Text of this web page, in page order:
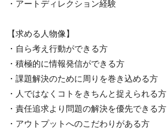
・アートディレクション経験
【求める人物像】
・自ら考え行動ができる方
・積極的に情報発信ができる方
・課題解決のために周りを巻き込める方
・人ではなくコトをきちんと捉えられる方
・責任追求より問題の解決を優先できる方
・アウトプットへのこだわりがある方